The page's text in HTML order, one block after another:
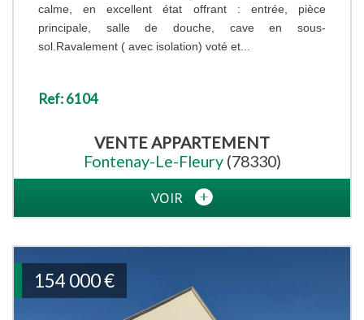
calme, en excellent état offrant : entrée, pièce
principale, salle de douche, cave en sous-
sol.Ravalement ( avec isolation) voté et...
Ref: 6104
VENTEAPPARTEMENT
Fontenay-Le-Fleury (78330)
VOIR
154 000€